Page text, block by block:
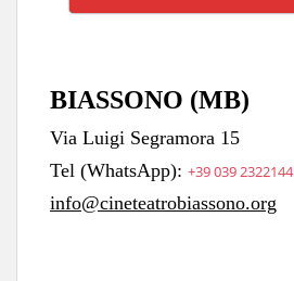
BIASSONO (MB)
Via Luigi Segramora 15
Tel (WhatsApp): +39 039 2322144
info@cineteatrobiassono.org